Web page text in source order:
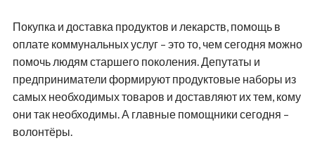
Покупка и доставка продуктов и лекарств, помощь в
оплате коммунальных услуг – это то, чем сегодня можно
помочь людям старшего поколения. Депутаты и
предприниматели формируют продуктовые наборы из
самых необходимых товаров и доставляют их тем, кому
они так необходимы. А главные помощники сегодня –
волонтёры.